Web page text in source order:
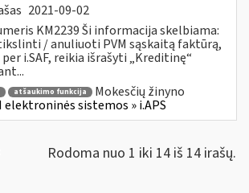
2021-09-02
KM2239 Ši informacija skelbiama:
/ anuliuoti PVM sąskaitą faktūrą,
i.SAF, reikia išrašyti „Kreditinę“
atšaukimo funkcija
Mokesčių žinyno
elektroninės sistemos » i.APS
Rodoma nuo 1 iki 14 iš 14 irašų.